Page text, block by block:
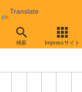
Translate
検索 Impressサイト